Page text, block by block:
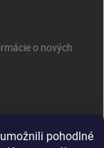
pohodlné
o nových